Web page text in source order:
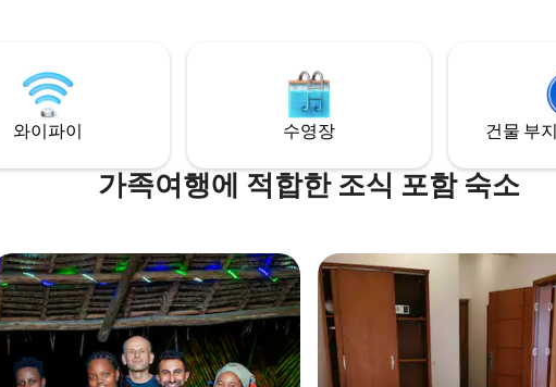
트가 숙소 근처에서 즐길 수 있는 활동 중 하
나입니다. 음넴바 섬은 마템웨 B&B에서
1km 거리에 있습니다.
객은 양쪽의 장점을 모두 누릴 수
이곳은 평화에 관한 모든 것입니다
식 포함
와이파이 수영장 건물 부
가족여행에 적합한 조식 포함 숙소